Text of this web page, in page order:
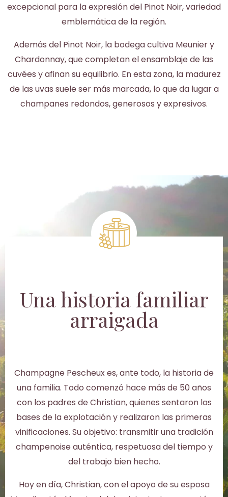
excepcional para la expresión del Pinot Noir, variedad
emblemática de la región.
Además del Pinot Noir, la bodega cultiva Meunier y
Chardonnay, que completan el ensamblaje de las
cuvées y afinan su equilibrio. En esta zona, la madurez
de las uvas suele ser más marcada, lo que da lugar a
champanes redondos, generosos y expresivos.
Una historia familiar
arraigada
Champagne Pescheux es, ante todo, la historia de
una familia. Todo comenzó hace más de 50 años
con los padres de Christian, quienes sentaron las
bases de la explotación y realizaron las primeras
vinificaciones. Su objetivo: transmitir una tradición
champenoise auténtica, respetuosa del tiempo y
del trabajo bien hecho.
Hoy en día, Christian, con el apoyo de su esposa